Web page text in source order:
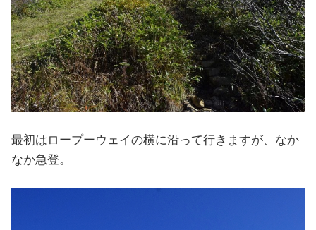
最初はロープーウェイの横に沿って行きますが、なか
なか急登。